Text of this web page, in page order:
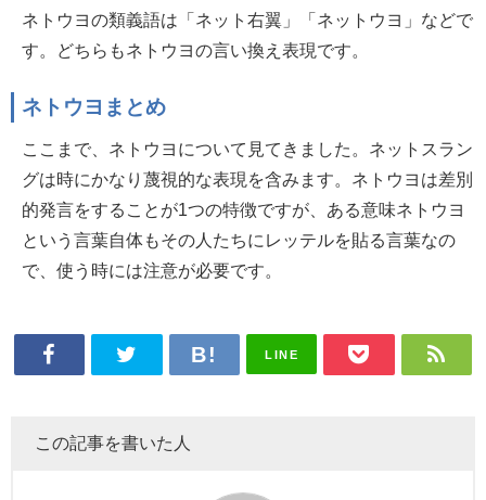
ネトウヨの類義語は「ネット右翼」「ネットウヨ」などで
す。どちらもネトウヨの言い換え表現です。
ネトウヨまとめ
ここまで、ネトウヨについて見てきました。ネットスラン
グは時にかなり蔑視的な表現を含みます。ネトウヨは差別
的発言をすることが1つの特徴ですが、ある意味ネトウヨ
という言葉自体もその人たちにレッテルを貼る言葉なの
で、使う時には注意が必要です。
LINE
この記事を書いた人